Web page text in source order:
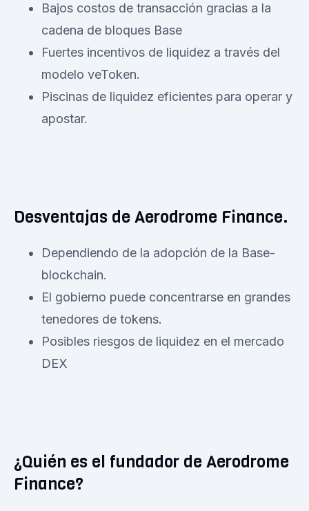
Bajos costos de transacción gracias a la
cadena de bloques Base
Fuertes incentivos de liquidez a través del
modelo veToken.
Piscinas de liquidez eficientes para operar y
apostar.
Desventajas de Aerodrome Finance.
Dependiendo de la adopción de la Base-
blockchain.
El gobierno puede concentrarse en grandes
tenedores de tokens.
Posibles riesgos de liquidez en el mercado
DEX
¿Quién es el fundador de Aerodrome
Finance?